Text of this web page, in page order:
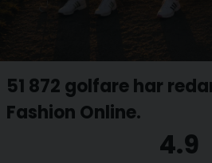
51 872 golfare har
Fashion Online.
4.9